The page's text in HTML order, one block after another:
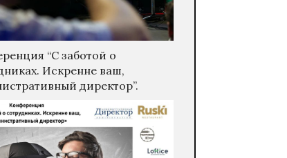
“С заботой о
Искренне ваш,
директор”.